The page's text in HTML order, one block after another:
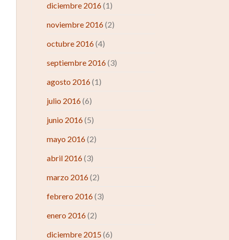
diciembre 2016(1)
noviembre 2016(2)
octubre 2016(4)
septiembre 2016(3)
agosto 2016(1)
julio 2016(6)
junio 2016(5)
mayo 2016(2)
abril 2016(3)
marzo 2016(2)
febrero 2016(3)
enero 2016(2)
diciembre 2015(6)